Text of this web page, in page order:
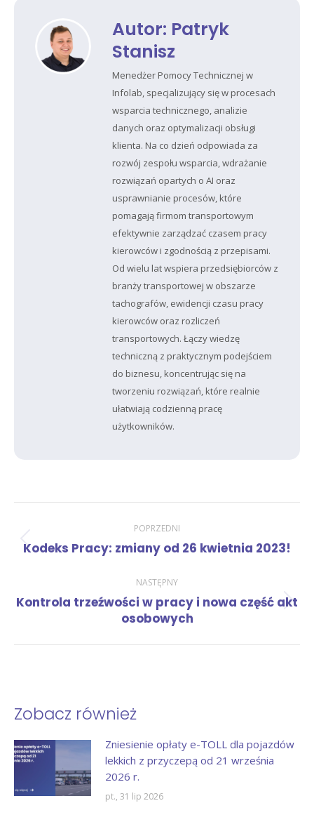
Autor: Patryk
Stanisz
Menedżer Pomocy Technicznej w
Infolab, specjalizujący się w procesach
wsparcia technicznego, analizie
danych oraz optymalizacji obsługi
klienta. Na co dzień odpowiada za
rozwój zespołu wsparcia, wdrażanie
rozwiązań opartych o AI oraz
usprawnianie procesów, które
pomagają firmom transportowym
efektywnie zarządzać czasem pracy
kierowców i zgodnością z przepisami.
Od wielu lat wspiera przedsiębiorców z
branży transportowej w obszarze
tachografów, ewidencji czasu pracy
kierowców oraz rozliczeń
transportowych. Łączy wiedzę
techniczną z praktycznym podejściem
do biznesu, koncentrując się na
tworzeniu rozwiązań, które realnie
ułatwiają codzienną pracę
użytkowników.
Nawigacja
wpisów
POPRZEDNI
Poprzedni
Kodeks Pracy: zmiany od 26 kwietnia 2023!
NASTĘPNY
Następny
wpis:
Kontrola trzeźwości w pracy i nowa część akt
osobowych
Zobacz również
Zniesienie opłaty e-TOLL dla pojazdów
lekkich z przyczepą od 21 września
2026 r.
pt., 31 lip 2026